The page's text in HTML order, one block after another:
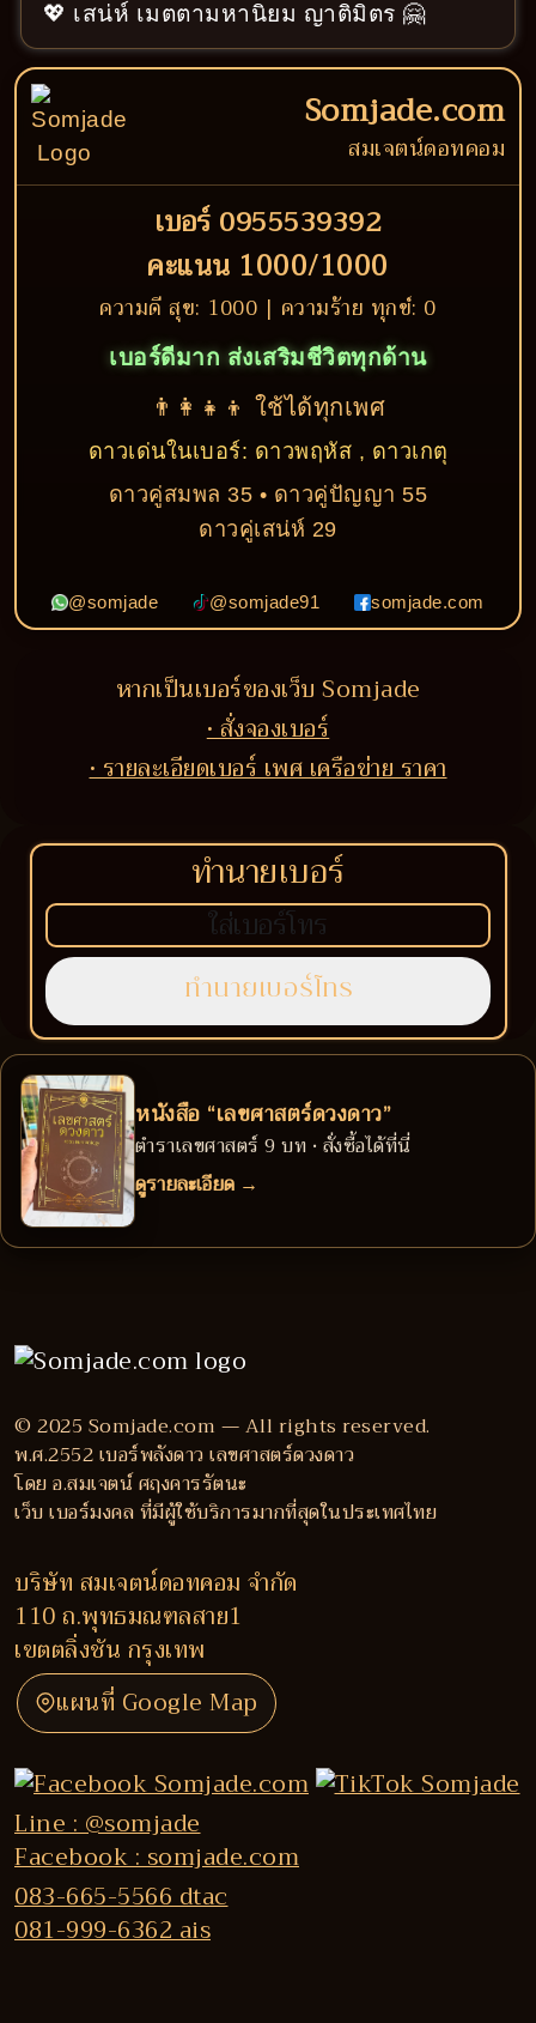
💖 เสน่ห์ เมตตามหานิยม ญาติมิตร 🤗
Somjade.com
สมเจตน์ดอทคอม
เบอร์ 0955539392
คะแนน 1000/1000
ความดี สุข: 1000 | ความร้าย ทุกข์: 0
เบอร์ดีมาก ส่งเสริมชีวิตทุกด้าน
👨‍👩‍👧‍👦 ใช้ได้ทุกเพศ
ดาวเด่นในเบอร์: ดาวพฤหัส , ดาวเกตุ
ดาวคู่สมพล 35 • ดาวคู่ปัญญา 55
ดาวคู่เสน่ห์ 29
@somjade @somjade91 somjade.com
หากเป็นเบอร์ของเว็บ Somjade
• สั่งจองเบอร์
• รายละเอียดเบอร์ เพศ เครือข่าย ราคา
ทำนายเบอร์
หนังสือ “เลขศาสตร์ดวงดาว”
ตำราเลขศาสตร์ 9 บท • สั่งซื้อได้ที่นี่
ดูรายละเอียด →
© 2025 Somjade.com — All rights reserved.
พ.ศ.2552 เบอร์พลังดาว เลขศาสตร์ดวงดาว
โดย อ.สมเจตน์ ศฤงคารรัตนะ
เว็บ เบอร์มงคล ที่มีผู้ใช้บริการมากที่สุดในประเทศไทย
บริษัท สมเจตน์ดอทคอม จำกัด
110 ถ.พุทธมณฑลสาย1
เขตตลิ่งชัน กรุงเทพ
แผนที่ Google Map
Line : @somjade
Facebook : somjade.com
083-665-5566 dtac
081-999-6362 ais